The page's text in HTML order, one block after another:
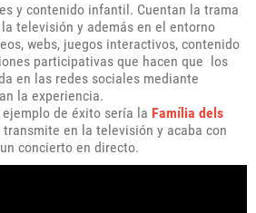
y contenido infantil. Cuentan la trama
televisión y además en el entorno
webs, juegos interactivos, contenido
participativas que hacen que los
en las redes sociales mediante
la experiencia.
ejemplo de éxito sería la Família dels
en la televisión y acaba con
concierto en directo.